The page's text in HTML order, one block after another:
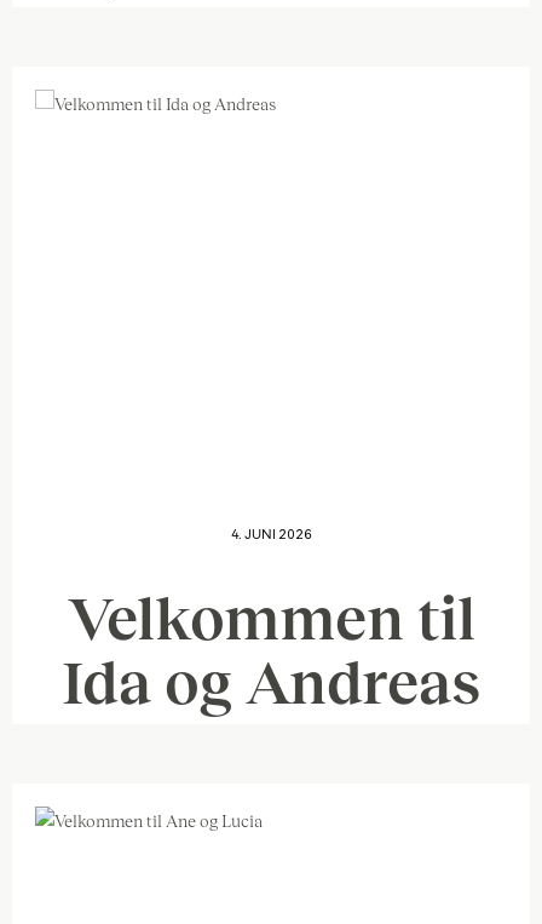
Velkommen til
Ida og Andreas
4. JUNI 2026